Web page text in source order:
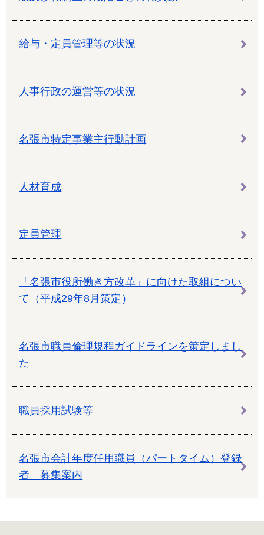
給与・定員管理等の状況
人事行政の運営等の状況
名張市特定事業主行動計画
人材育成
定員管理
「名張市役所働き方改革」に向けた取組につい
て（平成29年8月策定）
名張市職員倫理規程ガイドラインを策定しまし
た
職員採用試験等
名張市会計年度任用職員（パートタイム）登録
者 募集案内